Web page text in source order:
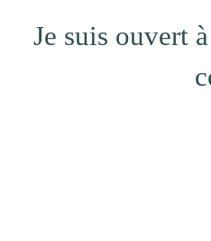
Je suis ouvert